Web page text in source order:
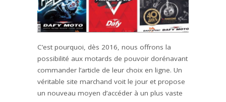
C’est pourquoi, dès 2016, nous offrons la
possibilité aux motards de pouvoir dorénavant
commander l’article de leur choix en ligne. Un
véritable site marchand voit le jour et propose
un nouveau moyen d’accéder à un plus vaste